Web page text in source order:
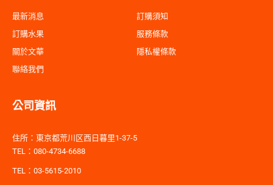
最新消息
訂購水果
關於文華
聯絡我們
訂購須知
服務條款
隱私權條款
公司資訊
住所：東京都荒川区西日暮里1-37-5
TEL：080-4734-6688
TEL：03-5615-2010